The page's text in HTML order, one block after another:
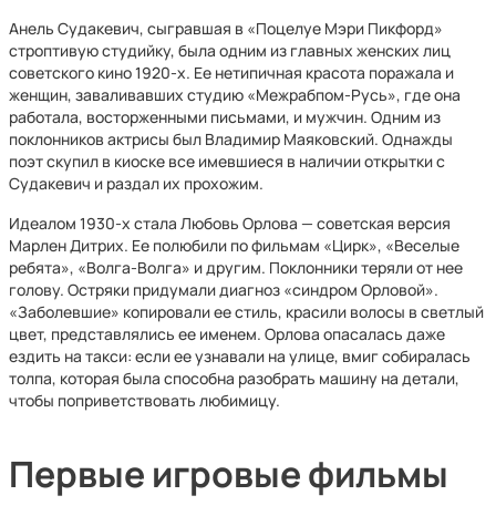
Анель Судакевич, сыгравшая в «Поцелуе Мэри Пикфорд»
строптивую студийку, была одним из главных женских лиц
советского кино 1920-х. Ее нетипичная красота поражала и
женщин, заваливавших студию «Межрабпом-Русь», где она
работала, восторженными письмами, и мужчин. Одним из
поклонников актрисы был Владимир Маяковский. Однажды
поэт скупил в киоске все имевшиеся в наличии открытки с
Судакевич и раздал их прохожим.
Идеалом 1930-х стала Любовь Орлова — советская версия
Марлен Дитрих. Ее полюбили по фильмам «Цирк», «Веселые
ребята», «Волга-Волга» и другим. Поклонники теряли от нее
голову. Остряки придумали диагноз «синдром Орловой».
«Заболевшие» копировали ее стиль, красили волосы в светлый
цвет, представлялись ее именем. Орлова опасалась даже
ездить на такси: если ее узнавали на улице, вмиг собиралась
толпа, которая была способна разобрать машину на детали,
чтобы поприветствовать любимицу.
Первые игровые фильмы